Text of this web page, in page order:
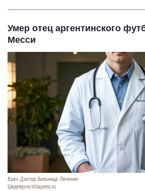
Умер отец аргентинского
Месси
Врач. Доктор. Больница. Лечение
Шедеврум/Altapress.ru